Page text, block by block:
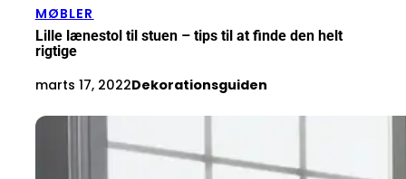
MØBLER
Lille lænestol til stuen – tips til at finde den helt
rigtige
marts 17, 2022Dekorationsguiden